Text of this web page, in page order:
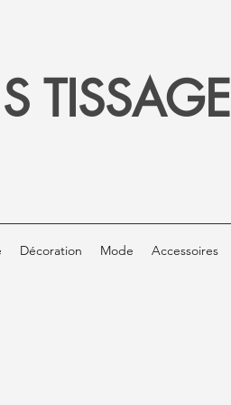
TISSAGE
Décoration Mode Accessoires